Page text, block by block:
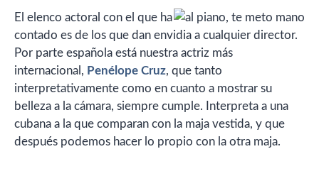
El elenco actoral con el que ha
contado es de los que dan envidia a cualquier director.
Por parte española está nuestra actriz más
internacional, Penélope Cruz, que tanto
interpretativamente como en cuanto a mostrar su
belleza a la cámara, siempre cumple. Interpreta a una
cubana a la que comparan con la maja vestida, y que
después podemos hacer lo propio con la otra maja.